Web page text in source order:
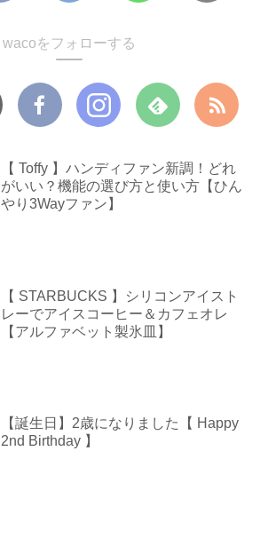
wacoをフォローする
【 Toffy 】ハンディファン新調！どれ
がいい？機能の選び方と使い方【ひん
やり3Wayファン】
【 STARBUCKS 】シリコンアイスト
レーでアイスコーヒー＆カフェオレ
【アルファベット製氷皿】
【誕生日】2歳になりました【 Happy
2nd Birthday 】